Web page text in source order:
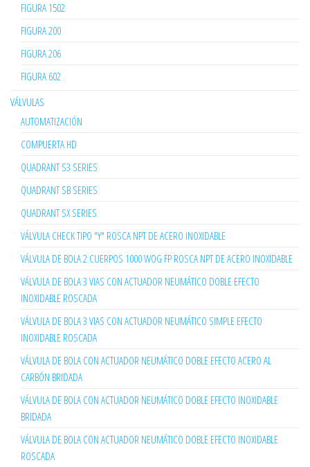
FIGURA 1502
FIGURA 200
FIGURA 206
FIGURA 602
VÁLVULAS
AUTOMATIZACIÓN
COMPUERTA HD
QUADRANT S3 SERIES
QUADRANT SB SERIES
QUADRANT SX SERIES
VÁLVULA CHECK TIPO "Y" ROSCA NPT DE ACERO INOXIDABLE
VÁLVULA DE BOLA 2 CUERPOS 1000 WOG FP ROSCA NPT DE ACERO INOXIDABLE
VÁLVULA DE BOLA 3 VIAS CON ACTUADOR NEUMÁTICO DOBLE EFECTO
INOXIDABLE ROSCADA
VÁLVULA DE BOLA 3 VIAS CON ACTUADOR NEUMÁTICO SIMPLE EFECTO
INOXIDABLE ROSCADA
VÁLVULA DE BOLA CON ACTUADOR NEUMÁTICO DOBLE EFECTO ACERO AL
CARBÓN BRIDADA
VÁLVULA DE BOLA CON ACTUADOR NEUMÁTICO DOBLE EFECTO INOXIDABLE
BRIDADA
VÁLVULA DE BOLA CON ACTUADOR NEUMÁTICO DOBLE EFECTO INOXIDABLE
ROSCADA